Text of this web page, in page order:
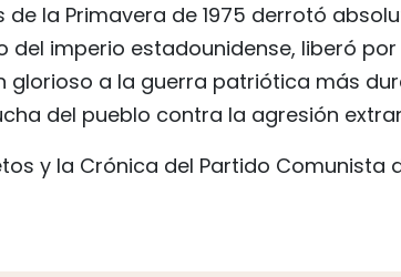
la Primavera de 1975 derrotó
del imperio estadounidense, liberó
glorioso a la guerra patriótica más
del pueblo contra la agresión
y la Crónica del Partido Comunista